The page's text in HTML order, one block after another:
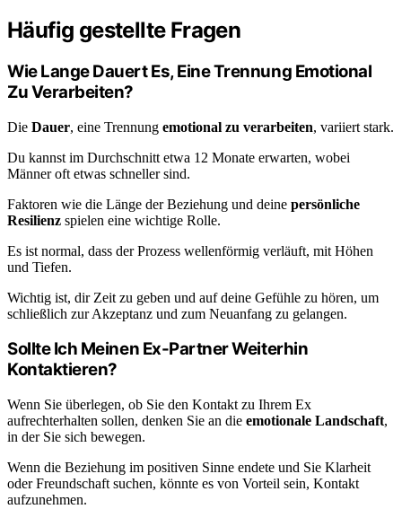
Häufig gestellte Fragen
Wie Lange Dauert Es, Eine Trennung Emotional
Zu Verarbeiten?
Die Dauer, eine Trennung emotional zu verarbeiten, variiert stark.
Du kannst im Durchschnitt etwa 12 Monate erwarten, wobei
Männer oft etwas schneller sind.
Faktoren wie die Länge der Beziehung und deine persönliche
Resilienz spielen eine wichtige Rolle.
Es ist normal, dass der Prozess wellenförmig verläuft, mit Höhen
und Tiefen.
Wichtig ist, dir Zeit zu geben und auf deine Gefühle zu hören, um
schließlich zur Akzeptanz und zum Neuanfang zu gelangen.
Sollte Ich Meinen Ex-Partner Weiterhin
Kontaktieren?
Wenn Sie überlegen, ob Sie den Kontakt zu Ihrem Ex
aufrechterhalten sollen, denken Sie an die emotionale Landschaft,
in der Sie sich bewegen.
Wenn die Beziehung im positiven Sinne endete und Sie Klarheit
oder Freundschaft suchen, könnte es von Vorteil sein, Kontakt
aufzunehmen.